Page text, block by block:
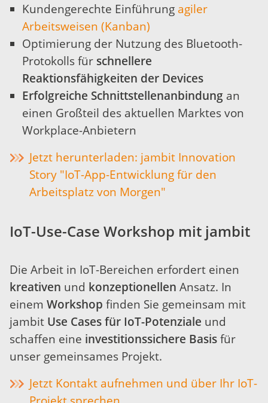
Kundengerechte Einführung agiler
Arbeitsweisen (Kanban)
Optimierung der Nutzung des Bluetooth-
Protokolls für schnellere
Reaktionsfähigkeiten der Devices
Erfolgreiche Schnittstellenanbindung an
einen Großteil des aktuellen Marktes von
Workplace-Anbietern
Jetzt herunterladen: jambit Innovation
Story "IoT-App-Entwicklung für den
Arbeitsplatz von Morgen"
IoT-Use-Case Workshop mit jambit
Die Arbeit in IoT-Bereichen erfordert einen
kreativen und konzeptionellen Ansatz. In
einem Workshop finden Sie gemeinsam mit
jambit Use Cases für IoT-Potenziale und
schaffen eine investitionssichere Basisfür
unser gemeinsames Projekt.
Jetzt Kontakt aufnehmen und über Ihr IoT-